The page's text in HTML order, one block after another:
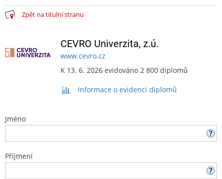
Zpět na titulní stranu
CEVRO Univerzita, z.ú.
www.cevro.cz
K 13. 6. 2026 evidováno 2 800 diplomů
Informace o evidenci diplomů
Jméno
Příjmení